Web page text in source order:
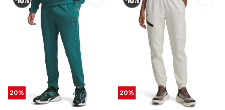
20% 20%